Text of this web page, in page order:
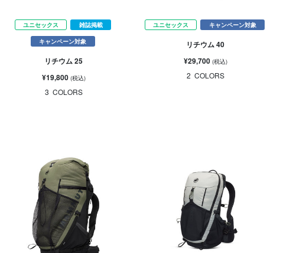
ユニセックス 雑誌掲載
キャンペーン対象
リチウム 25
¥19,800 (税込)
3 COLORS
ユニセックス キャンペーン対象
リチウム 40
¥29,700 (税込)
2 COLORS